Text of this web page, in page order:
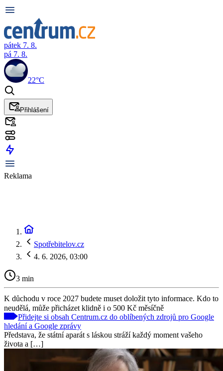
pátek 7. 8.
pá 7. 8.
22°C
Přihlášení
Reklama
Spotřebitelov.cz
4. 6. 2026, 03:00
3 min
K důchodu v roce 2027 budete muset doložit tyto informace. Kdo to
neudělá, může přicházet klidně i o 500 Kč měsíčně
Přidejte si obsah Centrum.cz do oblíbených zdrojů pro Google
hledání a Google zprávy
Představa, že státní aparát s láskou stráží každý moment vašeho
života a […]